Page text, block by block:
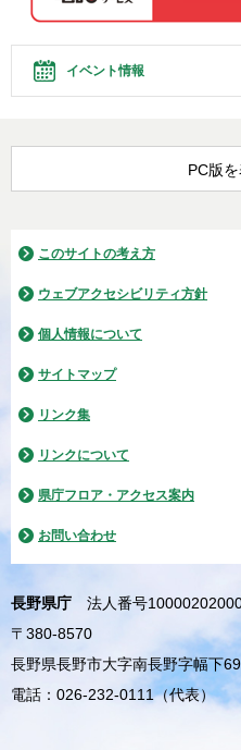
イベント情報
PC版
このサイトの考え方
ウェブアクセシビリティ方針
個人情報について
サイトマップ
リンク集
リンクについて
県庁フロア・アクセス案内
お問い合わせ
長野県庁
法人番号
〒380-8570
長野県長野市大字南長野字幅下
電話：026-232-0111（代表）